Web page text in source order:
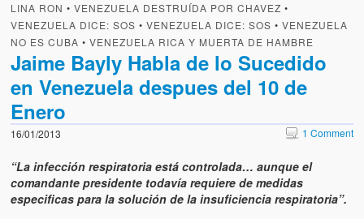
Los niños de las calles de Venezuela (Children of the streets of
Venezuela)
Luis y El Mono… en armas (Luis and El Mono… armed)
Puente Llaguno, Miraflores… ¿y Lina?
Radio Emisoras y canales de televisión clausurados por el
de Chávez hasta el 2009
Victimas del 11 de abril de 2002
Víctimas del régimen dictatorial de Chávez desde que tomó el
LINA RON •VENEZUELA DESTRUÍDA POR CHAVEZ •
VENEZUELA DICE: SOS •VENEZUELA DICE: SOS •VENEZUELA
NO ES CUBA •VENEZUELA RICA Y MUERTA DE HAMBRE
Jaime Bayly Habla de lo Sucedido
en Venezuela despues del 10 de
Enero
16/01/2013 1 Comment
“La infección respiratoria está controlada… aunque el
comandante presidente todavía requiere de medidas
especificas para la solución de la insuficiencia respiratoria”.